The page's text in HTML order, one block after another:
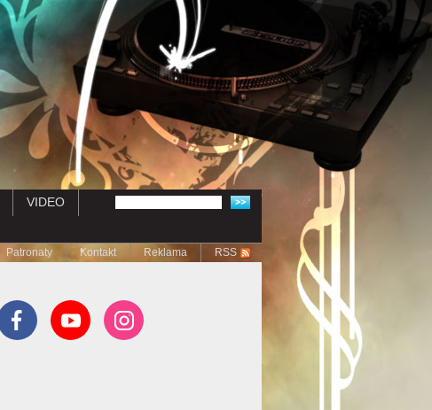
VIDEO
Patronaty Kontakt Reklama RSS